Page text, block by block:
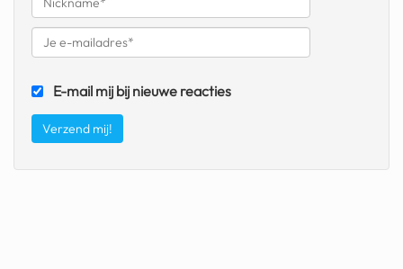
rachael gunn
yusuf dikeç
armand duplantis
duitsland
E-mail mij bij nieuwe reacties